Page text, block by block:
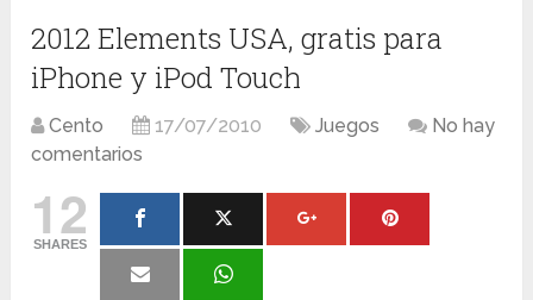
2012 Elements USA, gratis para
iPhone y iPod Touch
Cento 17/07/2010 Juegos
No hay
comentarios
12
SHARES